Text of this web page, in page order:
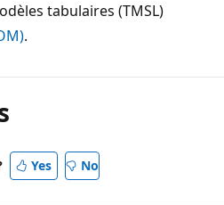
tabulaires (TMSL)
.
Yes No